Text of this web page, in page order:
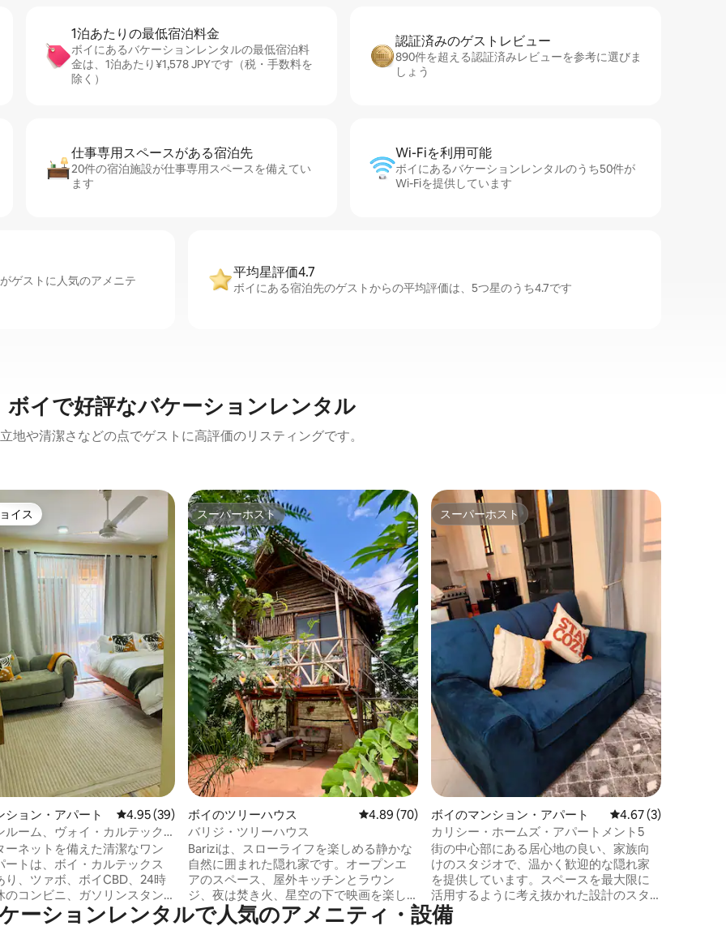
1泊あたりの最⁠低⁠宿⁠泊⁠料⁠金
ボイにあるバケーションレンタルの最低宿泊料
金は、1泊あたり¥1,578 JPYです（税・手数料を
除く）
認証済みのゲ⁠ス⁠ト⁠レ⁠ビ⁠ュ⁠ー
890件を超える認証済みレビューを参考に選びま
しょう
仕事専用ス⁠ペ⁠ー⁠スがあ⁠る宿⁠泊⁠先
20件の宿泊施設が仕事専用スペースを備えてい
ます
Wi-Fiを利⁠用⁠可⁠能
ボイにあるバケーションレンタルのうち50件が
Wi-Fiを提供しています
ゲストに人気のアメニテ 平均星評価4.7
ボイにある宿泊先のゲストからの平均評価は、5つ星のうち4.7です
ボイで好評なバケーションレンタル
立地や清潔さなどの点でゲストに高評価のリスティングです。
5.0つ星の平均評価
イス
イス
ション・アパート レビュー39件、5つ星中4.95つ星の平均評価
4.95 (39)
ルーム、ヴォイ・カルテック
ーネットを備えた清潔なワン
ートは、ボイ・カルテックス
り、ツァボ、ボイCBD、24時
のコンビニ、ガソリンスタン
人気のバスサービスに簡単にア
ます。1階にはアパートホテ
スーパーホスト
スーパーホスト
ボイのツリーハウス レビュー70件、5つ星中4.89つ星の平均評価
4.89 (70)
バリジ・ツリーハウス
Bariziは、スローライフを楽しめる静かな
自然に囲まれた隠れ家です。オープンエ
アのスペース、屋外キッチンとラウン
ジ、夜は焚き火、星空の下で映画を楽し
むことができます。モンバサ・ナイロビ
高速道路沿いのヴォイのすぐ外にある、
スーパーホスト
スーパーホスト
ボイのマンション・アパート レビュー3件、5つ星
4.67 (3)
カリシー・ホームズ・アパートメント5
街の中心部にある居心地の良い、家族向
けのスタジオで、温かく歓迎的な隠れ家
を提供しています。スペースを最大限に
活用するように考え抜かれた設計のスタ
ジオには、寝室エリア、小さなダイニン
グコーナー、シッティングエリア、コン
ーションレンタルで人気のアメニティ・設備